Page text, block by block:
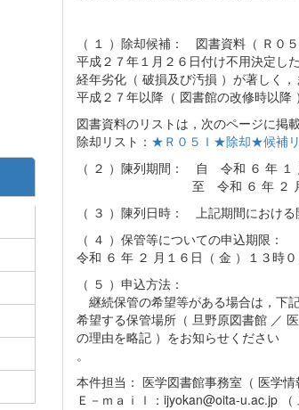
（ １ ）除却候補： 図書資料（ Ｒ０５
平成２７年１月２６日付け不用決定し
経年劣化（ 破損及び汚損 ）が著しく
平成２７年以降（ 図書館の改修時以降
図書資料のリストは，次のページに掲
除却リスト： ★Ｒ０５Ｉ★除却★候補リ
（ ２ ）陳列期間： 自 令和 ６ 年 １
至 令和 ６ 年 ２ 月１５
（ ３ ）陳列日時： 上記期間における
（ ４ ）保管等についての申込期限：
令和 ６ 年 ２ 月１６日（ 金 ）１３時
（ ５ ）申込方法：
継続保管の希望等がある場合は，下
希望する保管場所（ 旦野原図書館 ／
の理由を略記 ）をお知らせください
。
本件担当： 医学図書館事務室（ 医学
Ｅ－ｍａｉｌ：ijyokan@oita-u.ac.jp